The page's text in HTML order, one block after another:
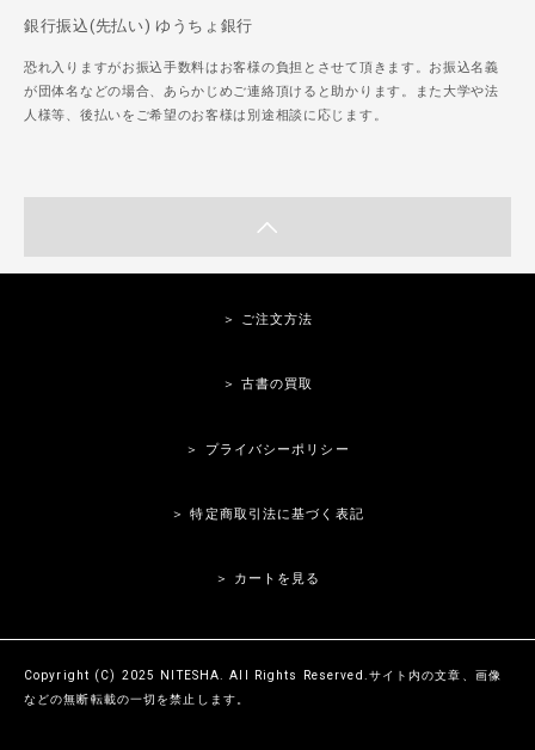
銀行振込(先払い) ゆうちょ銀行
恐れ入りますがお振込手数料はお客様の負担とさせて頂きます。お振込名義
が団体名などの場合、あらかじめご連絡頂けると助かります。また大学や法
人様等、後払いをご希望のお客様は別途相談に応じます。
＞ ご注文方法
＞ 古書の買取
＞ プライバシーポリシー
＞ 特定商取引法に基づく表記
＞ カートを見る
Copyright (C) 2025 NITESHA. All Rights Reserved.サイト内の文章、画像
などの無断転載の一切を禁止します。